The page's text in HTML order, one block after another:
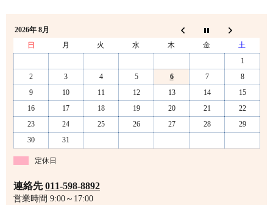
2026年 8月
日
月 火 水 木 金
土
1
2
3 4 5 6 7
8
9
10 11 12 13 14
15
16
17 18 19 20 21
22
23
24 25 26 27 28
29
30
31
定休日
連絡先011-598-8892
営業時間 9:00～17:00